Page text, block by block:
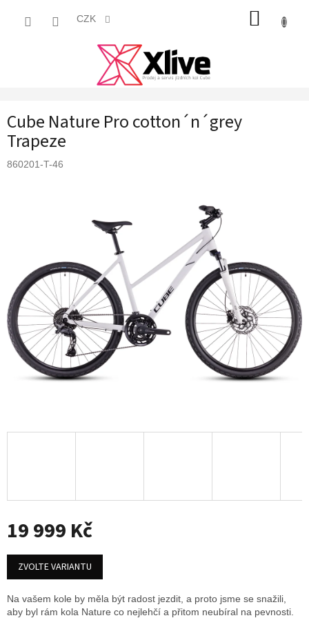
CZK
Cube Nature Pro cotton´n´grey
Trapeze
860201-T-46
19 999 Kč
Měrná
cena:
ZVOLTE VARIANTU
Na vašem kole by měla být radost jezdit, a proto jsme se snažili,
aby byl rám kola Nature co nejlehčí a přitom neubíral na pevnosti.